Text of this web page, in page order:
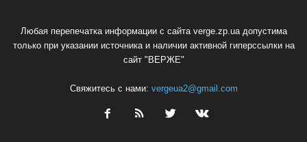
Любая перепечатка информации с сайта verge.zp.ua допустима
только при указании источника и наличии активной гиперссылки на
сайт "ВЕРЖЕ"
Свяжитесь с нами: vergeua2@gmail.com